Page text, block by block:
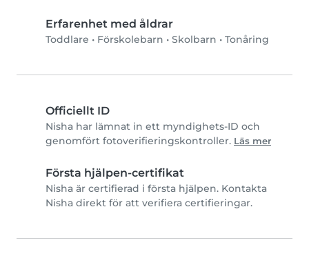
Erfarenhet med åldrar
Toddlare • Förskolebarn • Skolbarn • Tonåring
Officiellt ID
Nisha har lämnat in ett myndighets-ID och
genomfört fotoverifieringskontroller. Läs mer
Första hjälpen-certifikat
Nisha är certifierad i första hjälpen. Kontakta
Nisha direkt för att verifiera certifieringar.